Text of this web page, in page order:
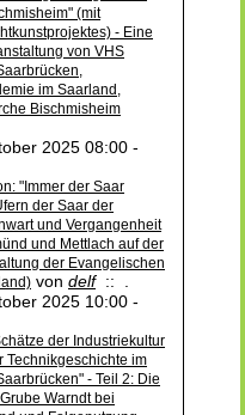
(mit
- Eine
von VHS
im Saarland,
Bischmisheim
2025 08:00 -
"Immer der Saar
der Saar der
und Vergangenheit
und Mettlach auf der
der Evangelischen
von delf:: .
2025 10:00 -
der Industriekultur
Technikgeschichte im
- Teil 2: Die
Warndt bei